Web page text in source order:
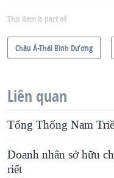
This item is part of
Châu Á-Thái Bình Dương
Liên quan
Tổng Thống Nam
Doanh nhân sở hữu
riết